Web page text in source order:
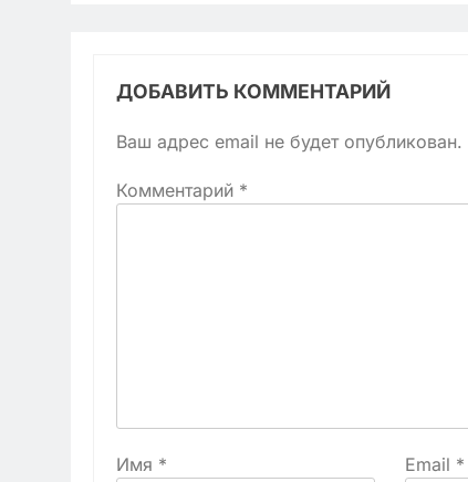
ДОБАВИТЬ КОММЕНТАРИЙ
Ваш адрес email не будет опубликован.
Комментарий *
Имя * Email *